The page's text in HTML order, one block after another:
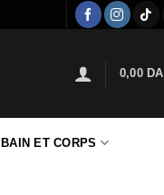
0,00 DA
BAIN ET CORPS